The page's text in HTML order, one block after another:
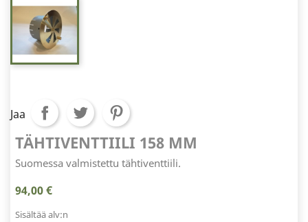
Jaa
TÄHTIVENTTIILI 158 MM
Suomessa valmistettu tähtiventtiili.
94,00 €
Sisältää alv:n